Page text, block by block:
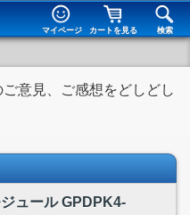
マイページ カートを見る 検索
意見、ご感想をどしどし
ュール GPDPK4-